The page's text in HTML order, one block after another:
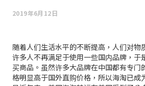
2019年6月12日
随着人们生活水平的不断提高，人们对物
许多人不再满足于使用一些国内品牌，于
买商品。虽然许多大品牌在中国都有专门
格明显高于国外直购价格，所以海淘已成